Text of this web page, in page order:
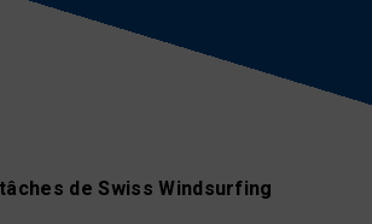
de Swiss Windsurfing